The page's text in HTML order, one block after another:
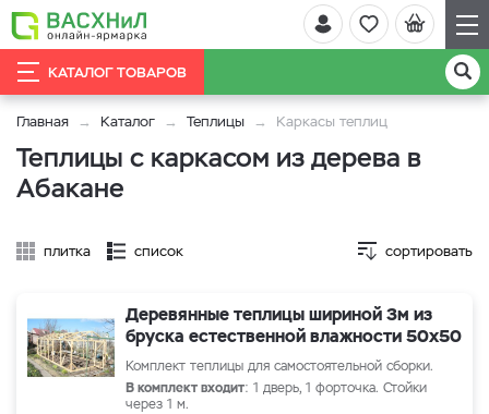
КАТАЛОГ ТОВАРОВ
Главная Каталог Теплицы Каркасы теплиц
Теплицы с каркасом из дерева в
Абакане
плитка список сортировать
Деревянные теплицы шириной 3м из
бруска естественной влажности 50х50
Комплект теплицы для самостоятельной сборки.
В комплект входит: 1 дверь, 1 форточка. Стойки
через 1 м.